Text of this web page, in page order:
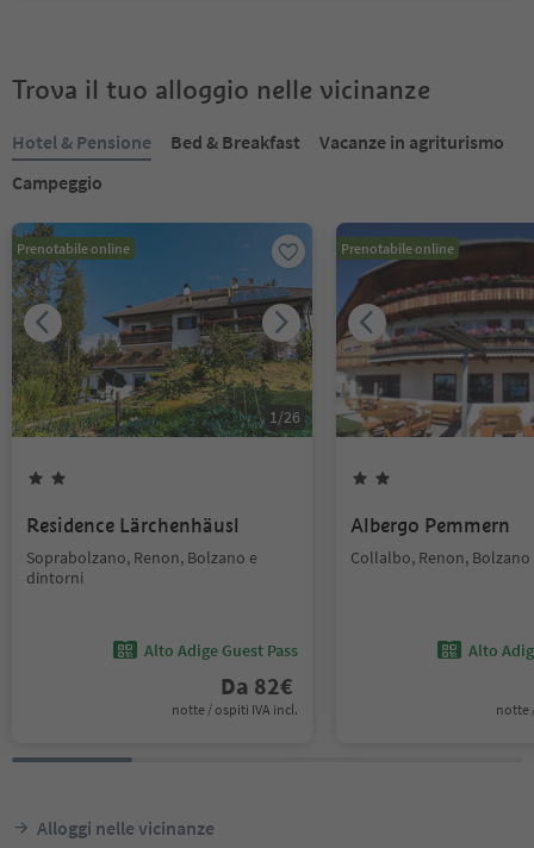
Trova il tuo alloggio nelle vicinanze
Hotel & Pensione Bed & Breakfast
Vacanze in agriturismo
Campeggio
Prenotabile online
1/26
Residence Lärchenhäusl
Soprabolzano, Renon, Bolzano e
dintorni
Alto Adige Guest Pass
Da 82€
notte / ospiti IVA incl.
Prenotabile online
Albergo Pemmern
Collalbo, Renon,
Alto
notte
Alloggi nelle vicinanze